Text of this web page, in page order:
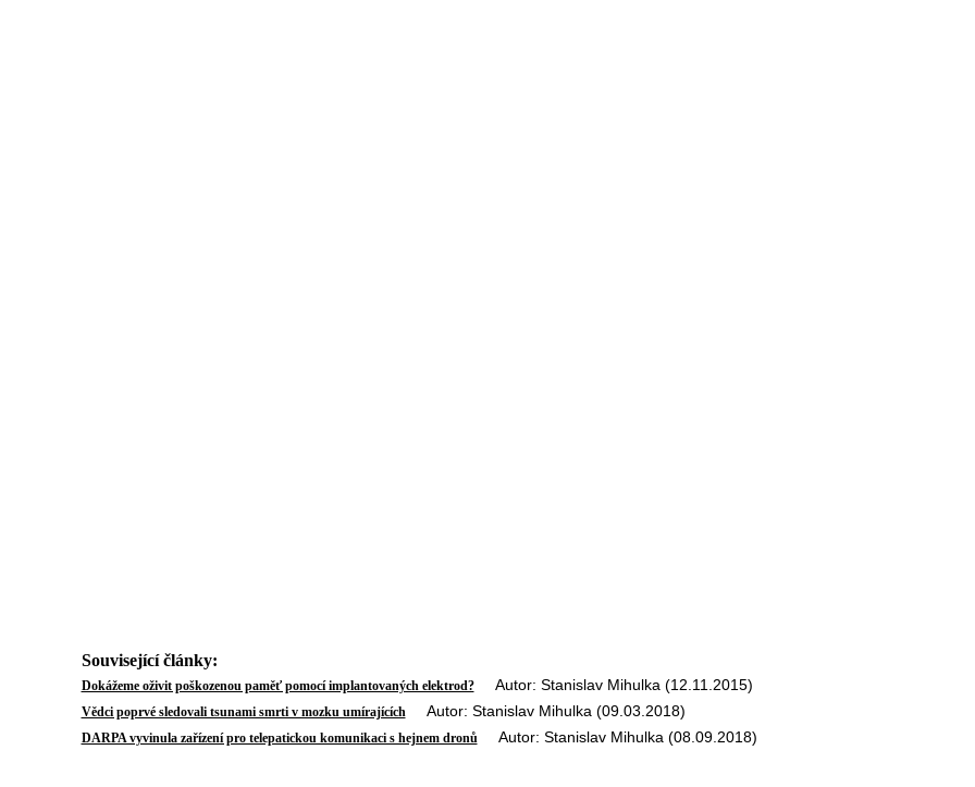
Související články:
Dokážeme oživit poškozenou paměť pomocí implantovaných elektrod?Autor: Stanislav Mihulka (12.11.2015)
Vědci poprvé sledovali tsunami smrti v mozku umírajících Autor: Stanislav Mihulka (09.03.2018)
DARPA vyvinula zařízení pro telepatickou komunikaci s hejnem dronů Autor: Stanislav Mihulka (08.09.2018)